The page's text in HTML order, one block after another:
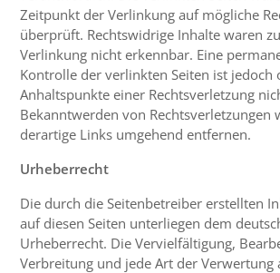
Zeitpunkt der Verlinkung auf mögliche
überprüft. Rechtswidrige Inhalte waren
Verlinkung nicht erkennbar. Eine
Kontrolle der verlinkten Seiten ist jedoch
Anhaltspunkte einer Rechtsverletzung
Bekanntwerden von Rechtsverletzungen
derartige Links umgehend entfernen.
Urheberrecht
Die durch die Seitenbetreiber erstellten
auf diesen Seiten unterliegen dem
Urheberrecht. Die Vervielfältigung,
Verbreitung und jede Art der Verwertung